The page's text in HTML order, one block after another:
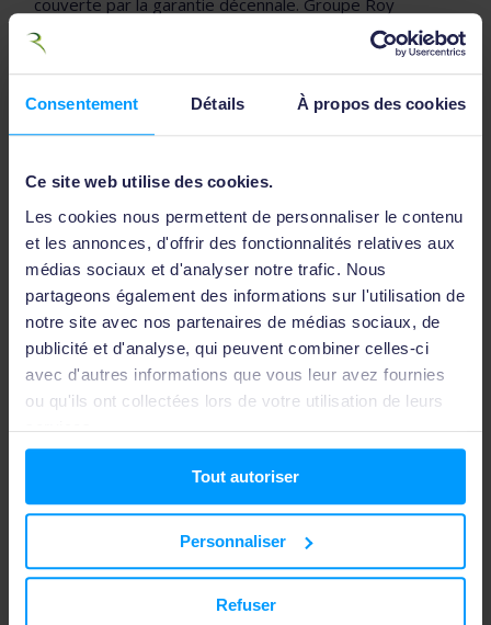
Consentement Détails À propos des cookies
Ce site web utilise des cookies.
Les cookies nous permettent de personnaliser le contenu
et les annonces, d'offrir des fonctionnalités relatives aux
médias sociaux et d'analyser notre trafic. Nous
partageons également des informations sur l'utilisation de
notre site avec nos partenaires de médias sociaux, de
publicité et d'analyse, qui peuvent combiner celles-ci
avec d'autres informations que vous leur avez fournies
ou qu'ils ont collectées lors de votre utilisation de leurs
services.
Tout autoriser
Personnaliser
Refuser
couverte par la garantie décennale. Groupe Roy
Énergie vous donne des conseils pour
bien choisir votre
installateur.
Dans le cas de l’installation de panneaux
conception, de fabrication et de matériaux, ainsi que les
travaux de remise en état nécessaires, notamment
pour les panneaux, les onduleurs, les supports, les
câbles…etc.
Cette garantie légale entre en vigueur dès la réception
des travaux et couvre spécifiquement les dommages
qui :
Compromettent la solidité de l’ouvrage (problèmes
d’étanchéité, défauts d’installation)
Affectent les éléments indissociables des panneaux
(système de fixation, raccordements électriques)
Rendent l’installation impropre à sa destination
(dysfonctionnements graves, courts-circuits)
Impactent la production d’énergie de manière